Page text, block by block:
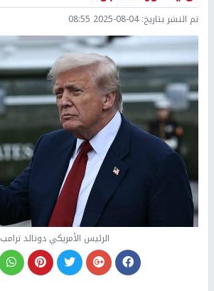
تم النشر بتاريخ:2025-08-04 08:55
الرئيس الأمريكي دونالد ترامب